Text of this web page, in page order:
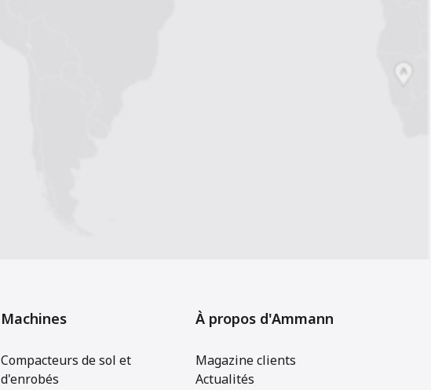
Machines
Compacteurs de sol et
d'enrobés
À propos d'Ammann
Magazine clients
Actualités